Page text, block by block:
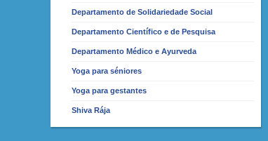
Departamento de Solidariedade Social
Departamento Científico e de Pesquisa
Departamento Médico e Ayurveda
Yoga para séniores
Yoga para gestantes
Shiva Rája